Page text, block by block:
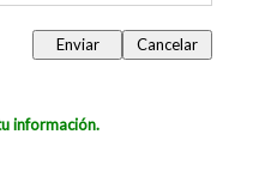
información.